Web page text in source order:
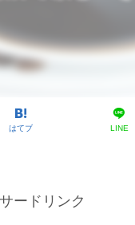
はてブ LINE
ードリンク